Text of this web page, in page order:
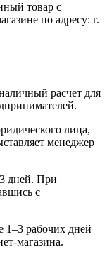
товар с
по адресу: г.
расчет для
лица,
менеджер
дней. При
с
1–3 рабочих дней
магазина.